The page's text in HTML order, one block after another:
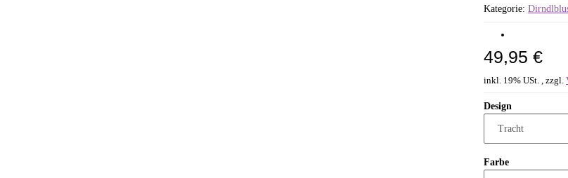
Kategorie:
49,95 €
inkl. 19% USt. , zzgl.
Design
Farbe